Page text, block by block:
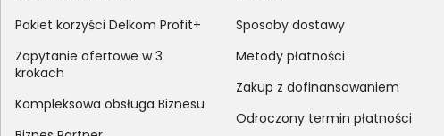
Pakiet korzyści Delkom Profit+
Zapytanie ofertowe w 3
krokach
Kompleksowa obsługa Biznesu
Sposoby dostawy
Metody płatności
Zakup z dofinansowaniem
Odroczony termin płatności